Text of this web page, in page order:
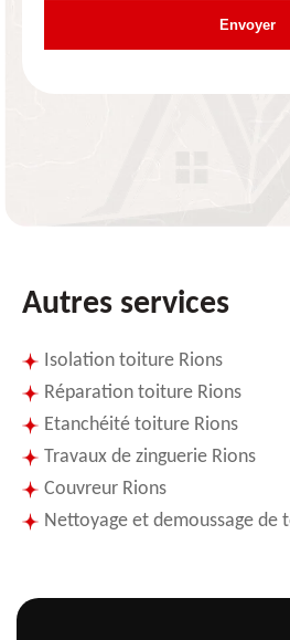
Autres services
Isolation toiture Rions
Réparation toiture Rions
Etanchéité toiture Rions
Travaux de zinguerie Rions
Couvreur Rions
Nettoyage et demoussage de